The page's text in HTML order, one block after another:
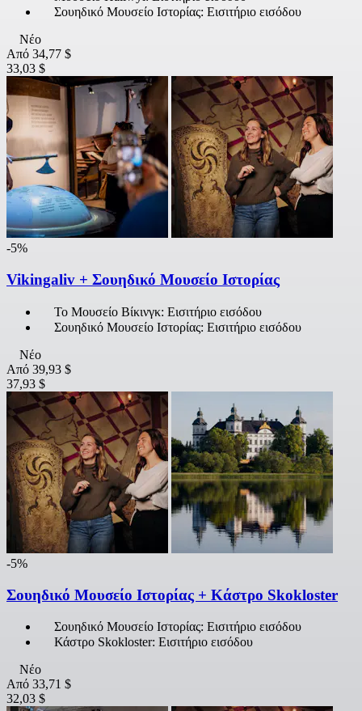
Σουηδικό Μουσείο Ιστορίας: Εισιτήριο εισόδου
Νέο
Από 34,77 $
33,03 $
-5%
Vikingaliv + Σουηδικό Μουσείο Ιστορίας
Το Μουσείο Βίκινγκ: Εισιτήριο εισόδου
Σουηδικό Μουσείο Ιστορίας: Εισιτήριο εισόδου
Νέο
Από 39,93 $
37,93 $
-5%
Σουηδικό Μουσείο Ιστορίας + Κάστρο Skokloster
Σουηδικό Μουσείο Ιστορίας: Εισιτήριο εισόδου
Κάστρο Skokloster: Εισιτήριο εισόδου
Νέο
Από 33,71 $
32,03 $